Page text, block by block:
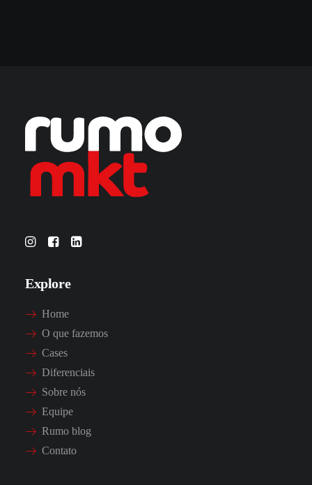
Explore
Home
O que fazemos
Cases
Diferenciais
Sobre nós
Equipe
Rumo blog
Contato